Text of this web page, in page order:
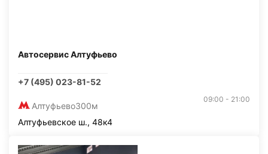
Автосервис Алтуфьево
+7 (495) 023-81-52
Алтуфьево300м
09:00 - 21:00
Алтуфьевское ш., 48к4